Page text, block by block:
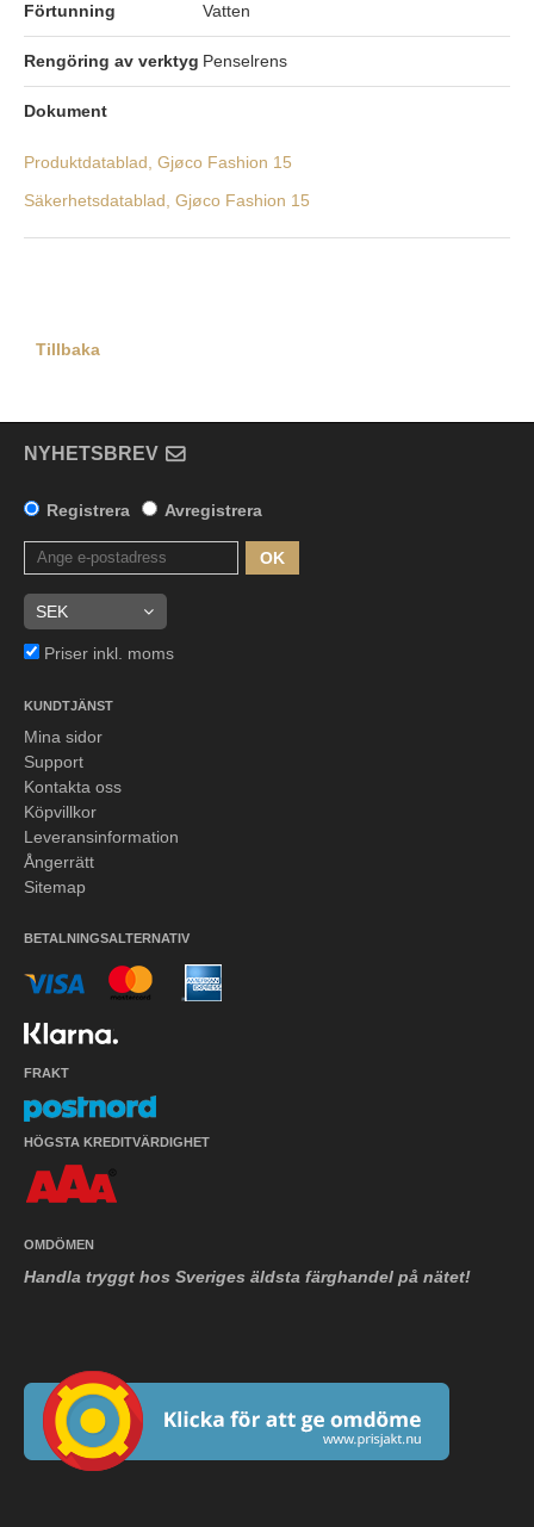
Förtunning Vatten
Rengöring av verktyg Penselrens
Dokument
Produktdatablad, Gjøco Fashion 15
Säkerhetsdatablad, Gjøco Fashion 15
Tillbaka
NYHETSBREV
Registrera Avregistrera
OK
Priser inkl. moms
KUNDTJÄNST
Mina sidor
Support
Kontakta oss
Köpvillkor
Leveransinformation
Ångerrätt
Sitemap
BETALNINGSALTERNATIV
FRAKT
HÖGSTA KREDITVÄRDIGHET
OMDÖMEN
Handla tryggt hos Sveriges äldsta färghandel på nätet!